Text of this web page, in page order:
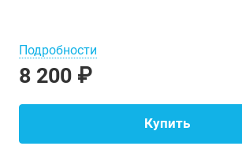
Подробности
8 200 ₽
Купить